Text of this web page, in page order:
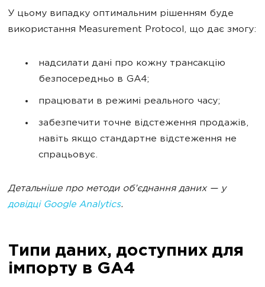
У цьому випадку оптимальним рішенням буде
використання Measurement Protocol, що дає змогу:
надсилати дані про кожну трансакцію
безпосередньо в GA4;
працювати в режимі реального часу;
забезпечити точне відстеження продажів,
навіть якщо стандартне відстеження не
спрацьовує.
Детальніше про методи об’єднання даних — у
довідці Google Analytics.
Типи даних, доступних для
імпорту в GA4